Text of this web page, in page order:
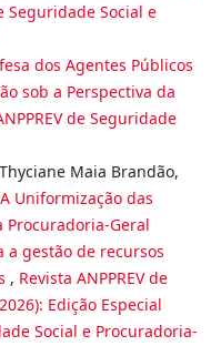
Seguridade Social e
dos Agentes Públicos
sob a Perspectiva da
de Seguridade
Maia Brandão,
A Uniformização das
Procuradoria-Geral
gestão de recursos
, Revista ANPPREV de
Edição Especial
Social e Procuradoria-